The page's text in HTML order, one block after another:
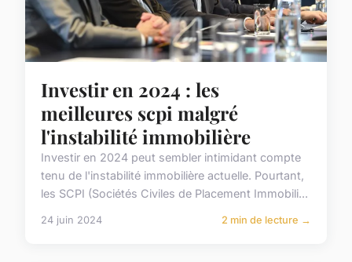
Investir en 2024 : les
meilleures scpi malgré
l'instabilité immobilière
Investir en 2024 peut sembler intimidant compte
tenu de l'instabilité immobilière actuelle. Pourtant,
les SCPI (Sociétés Civiles de Placement Immobili...
24 juin 2024 2 min de lecture →